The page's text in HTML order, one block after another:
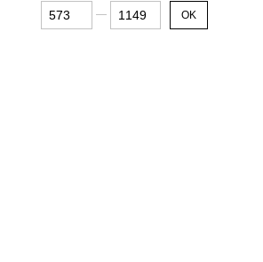
От Цена, грн
До Цена, грн OK